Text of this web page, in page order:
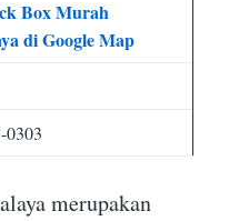
Box Murah
di Google Map
0303
merupakan